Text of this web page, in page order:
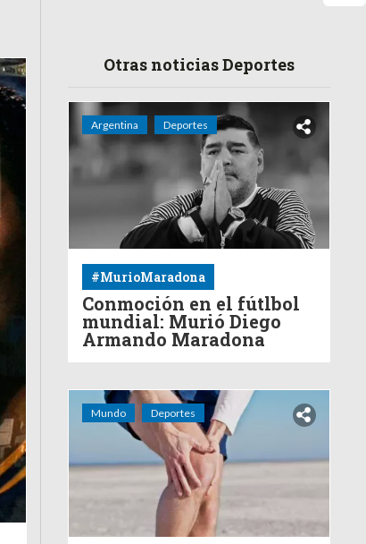
Otras noticias Deportes
Argentina Deportes
#MurioMaradona
Conmoción en el fútlbol
mundial: Murió Diego
Armando Maradona
Mundo Deportes